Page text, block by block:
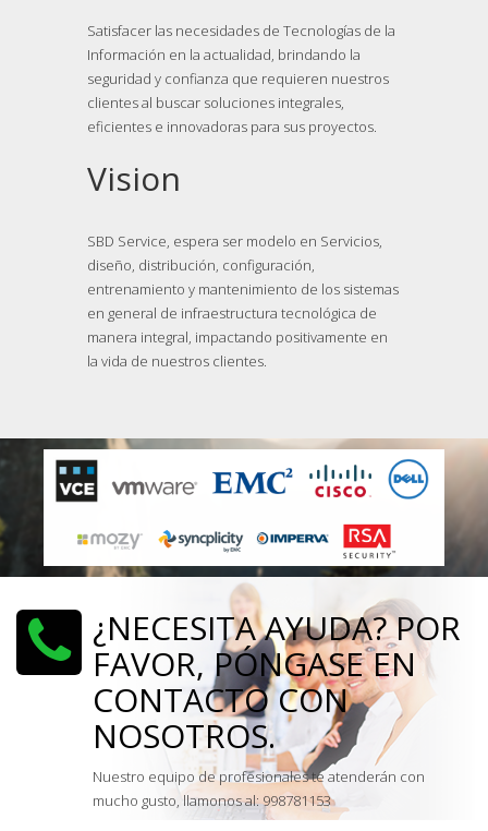
Satisfacer las necesidades de Tecnologías de la
Información en la actualidad, brindando la
seguridad y confianza que requieren nuestros
clientes al buscar soluciones integrales,
eficientes e innovadoras para sus proyectos.
Vision
SBD Service, espera ser modelo en Servicios,
diseño, distribución, configuración,
entrenamiento y mantenimiento de los sistemas
en general de infraestructura tecnológica de
manera integral, impactando positivamente en
la vida de nuestros clientes.
¿NECESITA AYUDA? POR
FAVOR, PÓNGASE EN
CONTACTO CON
NOSOTROS.
Nuestro equipo de profesionales te atenderán con
mucho gusto, llamonos al: 998781153